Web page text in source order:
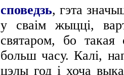
споведзь, гэта
у сваім жыцці,
святаром, бо такая
больш часу. Калі,
цэлы год і хоча